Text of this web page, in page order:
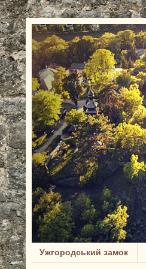
Ужгородський замок